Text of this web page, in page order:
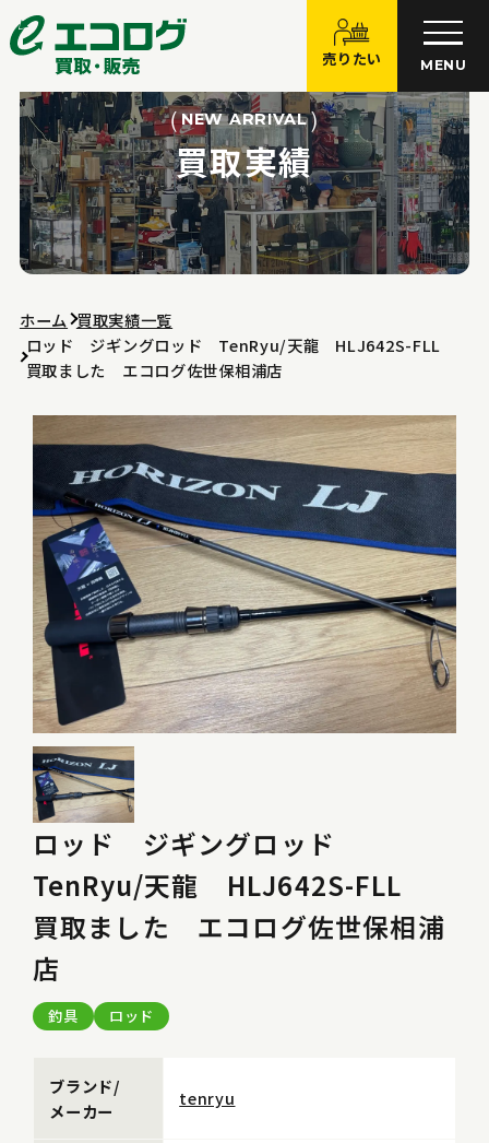
売りたい MENU
NEW ARRIVAL
買取実績
ホーム 買取実績一覧
ロッド ジギングロッド TenRyu/天龍 HLJ642S-FLL
買取ました エコログ佐世保相浦店
ロッド ジギングロッド
TenRyu/天龍 HLJ642S-FLL
買取ました エコログ佐世保相浦
店
釣具 ロッド
ブランド/
メーカー
tenryu